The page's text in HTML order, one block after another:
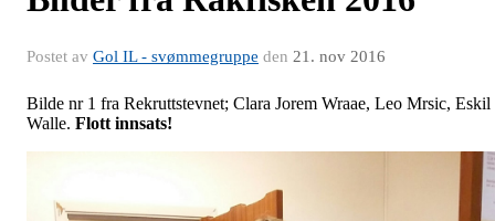
Postet av Gol IL - svømmegruppe den 21. nov 2016
Bilde nr 1 fra Rekruttstevnet; Clara Jorem Wraae, Leo Mrsic, Eskil
Walle. Flott innsats!